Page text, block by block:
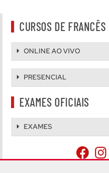
CURSOS DE FRANCÊS
ONLINE AO VIVO
PRESENCIAL
EXAMES OFICIAIS
EXAMES